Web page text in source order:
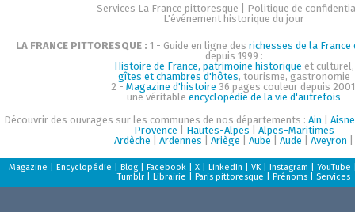
Services La France pittoresque
Politique de
L'événement historique du jour
LA FRANCE PITTORESQUE : 1 - Guide en ligne des richesses de la
depuis 1999 :
Histoire de France, patrimoine historique et culturel,
gîtes et chambres d'hôtes, tourisme, gastronomie
2 - Magazine d'histoire 36 pages couleur depuis
une véritable encyclopédie de la vie d'autrefois
Découvrir des ouvrages sur les communes de nos départements : Ain
Aisne
Provence
Hautes-Alpes
Alpes-Maritimes
Ardèche
Ardennes Ariège Aube Aude Aveyron
Magazine Encyclopédie Blog Facebook X LinkedIn VK Instagram YouTube
Tumblr
Librairie Paris pittoresque Prénoms Services